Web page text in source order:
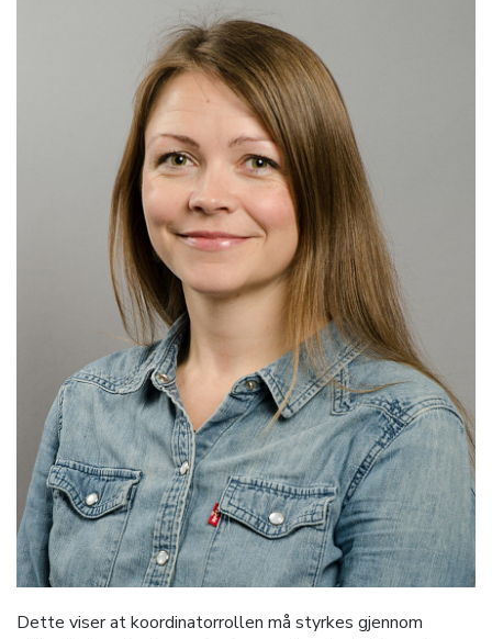
Dette viser at koordinatorrollen må styrkes gjennom